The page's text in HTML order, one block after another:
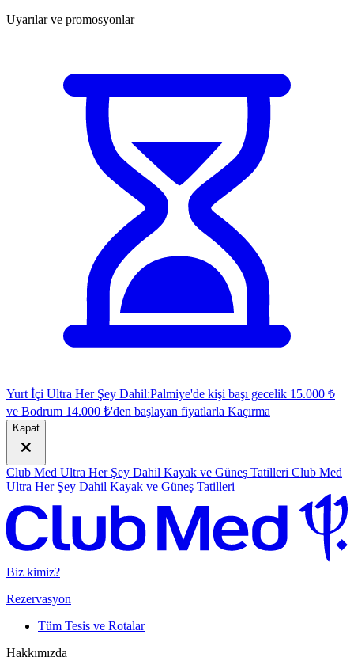
Uyarılar ve promosyonlar
Yurt İçi Ultra Her Şey Dahil:Palmiye'de kişi başı gecelik 15.000 ₺
ve Bodrum 14.000 ₺'den başlayan fiyatlarla Kaçırma
Kapat
Club Med Ultra Her Şey Dahil Kayak ve Güneş Tatilleri Club Med
Ultra Her Şey Dahil Kayak ve Güneş Tatilleri
Biz kimiz?
Rezervasyon
Tüm Tesis ve Rotalar
Hakkımızda